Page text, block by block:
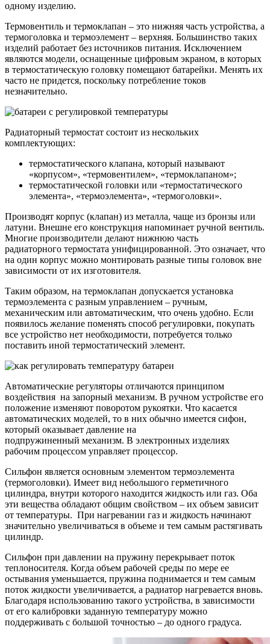
одному изделию.
Термовентиль и термоклапан – это нижняя часть устройства, а
термоголовка и термоэлемент – верхняя. Большинство таких
изделий работает без источников питания. Исключением
являются модели, оснащенные цифровым экраном, в которых
в термостатическую головку помещают батарейки. Менять их
часто не придется, поскольку потребление токов
незначительно.
Радиаторный термостат состоит из нескольких
комплектующих:
термостатического клапана, который называют
«корпусом», «термовентилем», «термоклапаном»;
термостатической головки или «термостатического
элемента», «термоэлемента», «термоголовки».
Производят корпус (клапан) из металла, чаще из бронзы или
латуни. Внешне его конструкция напоминает ручной вентиль.
Многие производители делают нижнюю часть
радиаторного термостата унифицированной. Это означает, что
на один корпус можно монтировать разные типы головок вне
зависимости от их изготовителя.
Таким образом, на термоклапан допускается установка
термоэлемента с разным управлением – ручным,
механическим или автоматическим, что очень удобно. Если
появилось желание поменять способ регулировки, покупать
все устройство нет необходимости, потребуется только
поставить иной термостатический элемент.
Автоматические регуляторы отличаются принципом
воздействия на запорный механизм. В ручном устройстве его
положение изменяют поворотом рукоятки. Что касается
автоматических моделей, то в них обычно имеется сифон,
который оказывает давление на
подпружиненный механизм. В электронных изделиях
рабочим процессом управляет процессор.
Сильфон является основным элементом термоэлемента
(термоголовки). Имеет вид небольшого герметичного
цилиндра, внутри которого находится жидкость или газ. Оба
эти вещества обладают общим свойством – их объем зависит
от температуры. При нагревании газ и жидкость начинают
значительно увеличиваться в объеме и тем самым растягивать
цилиндр.
Сильфон при давлении на пружину перекрывает поток
теплоносителя. Когда объем рабочей среды по мере ее
остывания уменьшается, пружина поднимается и тем самым
поток жидкости увеличивается, а радиатор нагревается вновь.
Благодаря использованию такого устройства, в зависимости
от его калибровки заданную температуру можно
поддерживать с большой точностью – до одного градуса.